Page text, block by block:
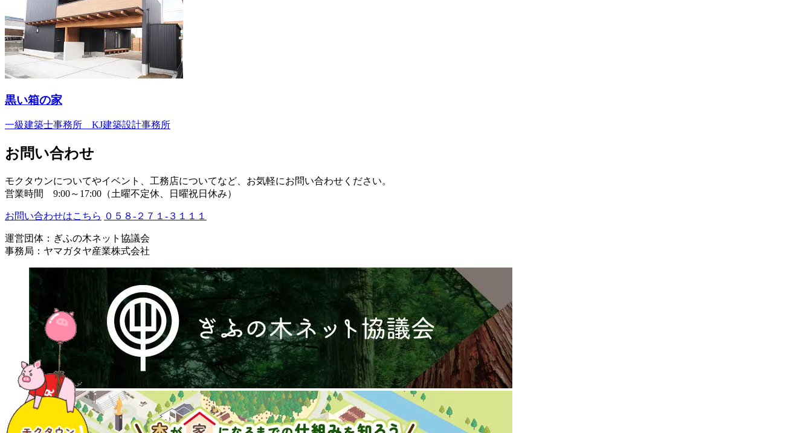
黒い箱の家
一級建築士事務所 KJ建築設計事務所
お問い合わせ
モクタウンについてやイベント、工務店についてなど、お気軽にお問い合わせください。
営業時間 9:00～17:00（土曜不定休、日曜祝日休み）
お問い合わせはこちら ０５８-２７１-３１１１
運営団体：ぎふの木ネット協議会
事務局：ヤマガタヤ産業株式会社